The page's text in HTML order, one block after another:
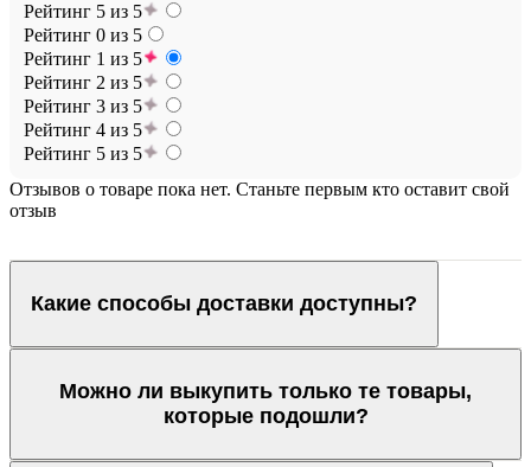
Рейтинг 5 из 5
Рейтинг 0 из 5
Рейтинг 1 из 5
Рейтинг 2 из 5
Рейтинг 3 из 5
Рейтинг 4 из 5
Рейтинг 5 из 5
Отзывов о товаре пока нет. Станьте первым кто оставит свой
отзыв
Какие способы доставки доступны?
Можно ли выкупить только те товары,
которые подошли?